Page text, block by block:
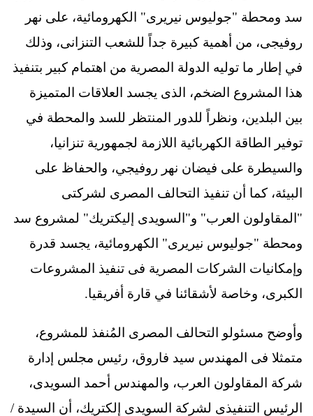
سد ومحطة "جوليوس نيريرى" الكهرومائية، على نهر
روفيجى، من أهمية كبيرة جداً للشعب التنزانى، وذلك
في إطار ما توليه الدولة المصرية من اهتمام كبير بتنفيذ
هذا المشروع الضخم، الذى يجسد العلاقات المتميزة
بين البلدين، ونظراً للدور المنتظر للسد والمحطة في
توفير الطاقة الكهربائية اللازمة لجمهورية تنزانيا،
والسيطرة على فيضان نهر روفيجي، والحفاظ على
البيئة، كما أن تنفيذ التحالف المصرى لشركتى
"المقاولون العرب" و"السويدى إليكتريك" لمشروع سد
ومحطة "جوليوس نيريرى" الكهرومائية، يجسد قدرة
وإمكانيات الشركات المصرية فى تنفيذ المشروعات
الكبرى، وخاصة لأشقائنا في قارة أفريقيا.
وأوضح مسئولو التحالف المصرى المُنفذ للمشروع،
متمثلا فى المهندس سيد فاروق، رئيس مجلس إدارة
شركة المقاولون العرب، والمهندس أحمد السويدى،
الرئيس التنفيذى لشركة السويدى إلكتريك، أن السيدة /